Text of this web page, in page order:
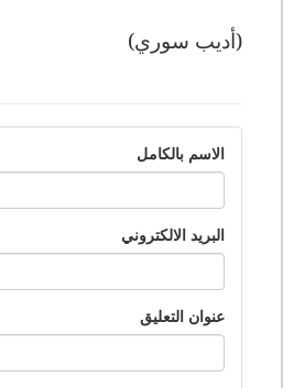
(أديب سوري)
الاسم بالكامل
البريد الالكتروني
عنوان التعليق